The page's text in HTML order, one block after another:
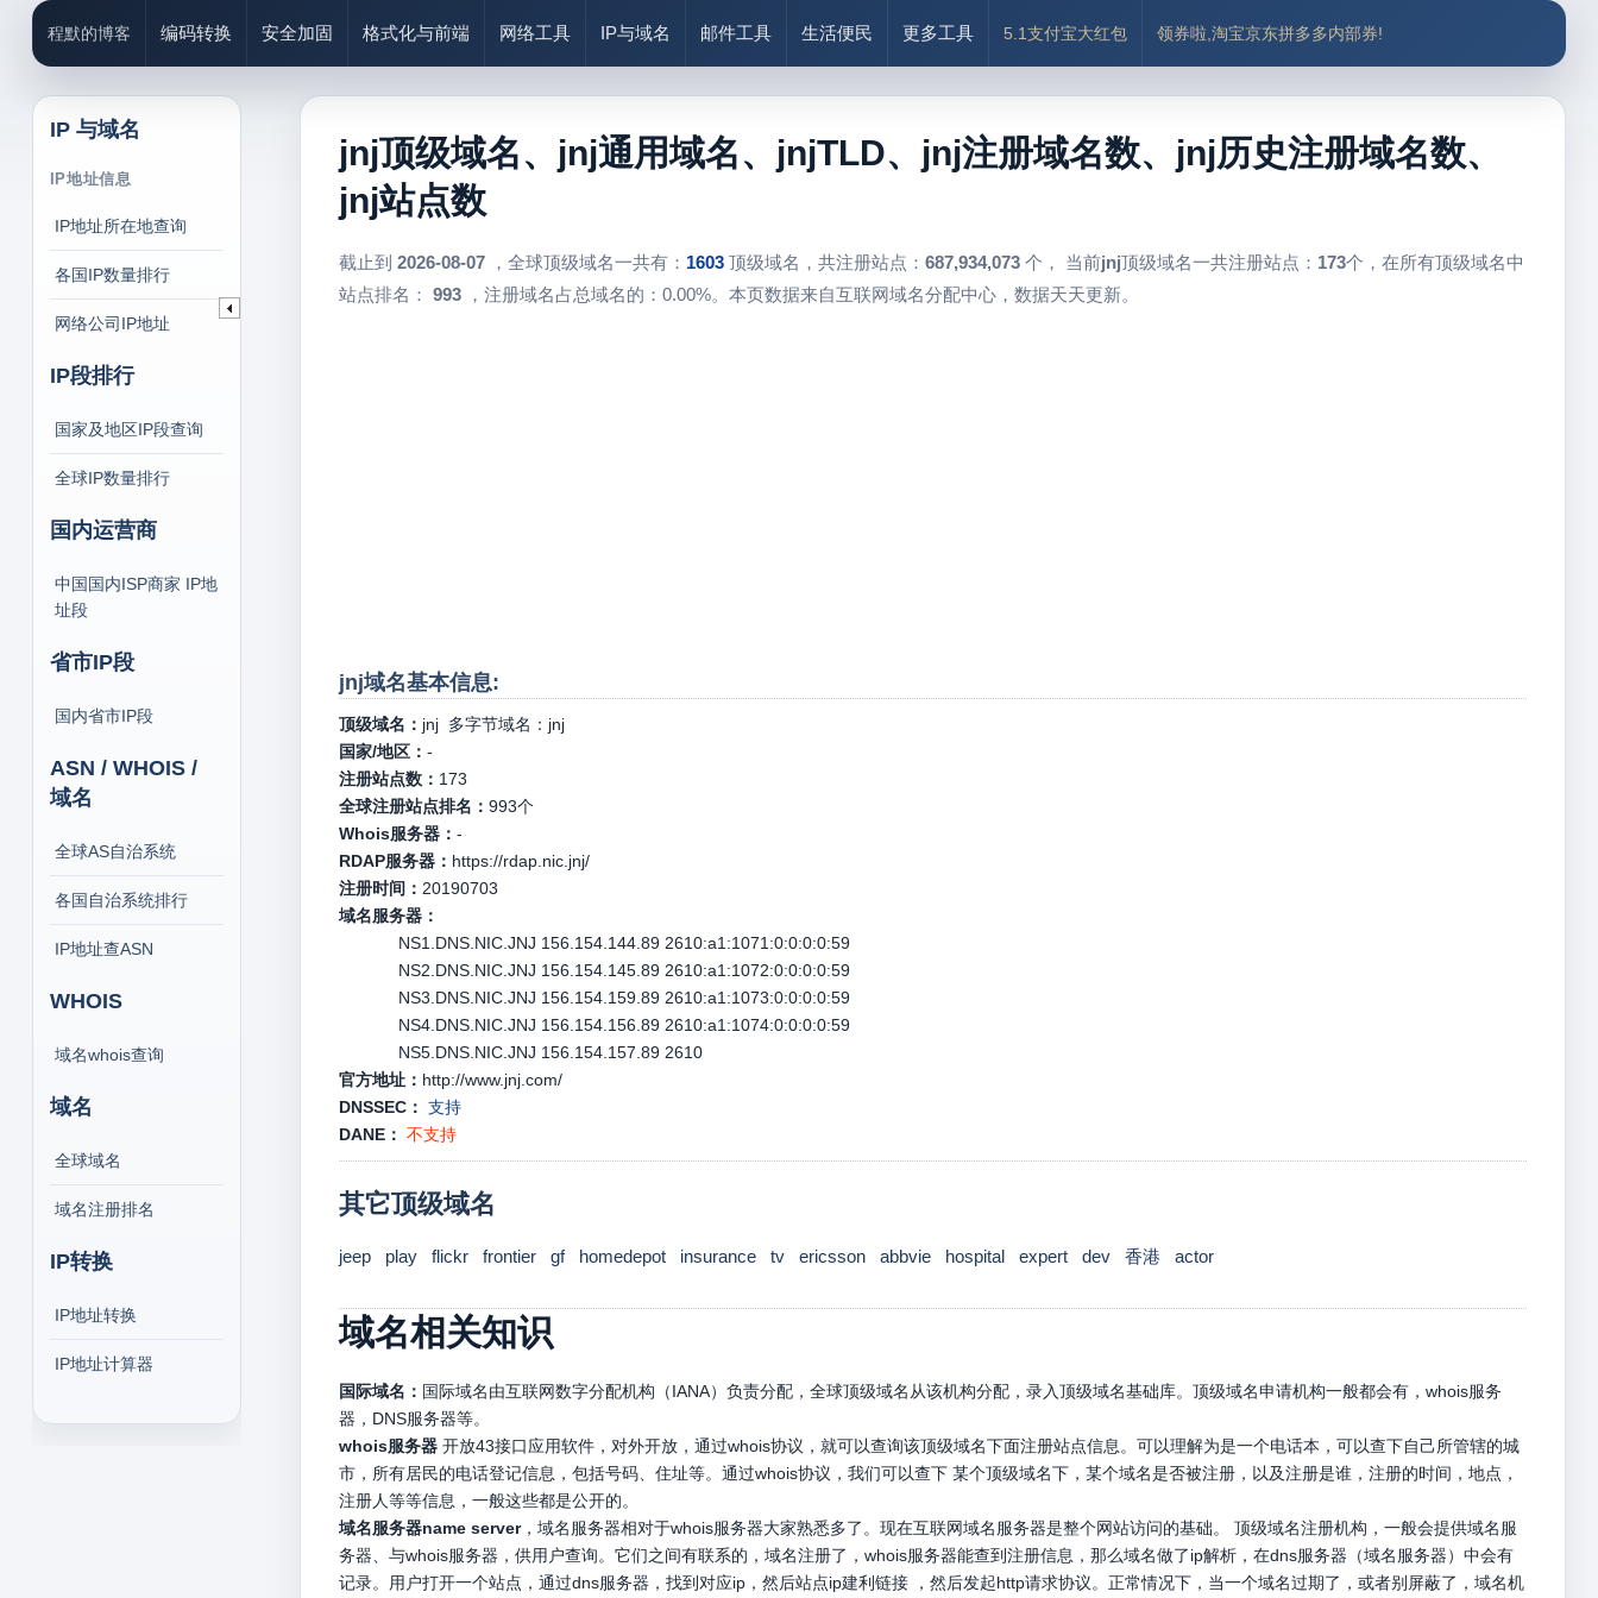
程默的博客 编码转换 安全加固 格式化与前端 网络工具 IP与域名 邮件工具 生活便民 更多工具 5.1支付宝大红包 领券啦,淘宝京东拼多多内部券!
IP 与域名
IP地址信息
IP地址所在地查询
各国IP数量排行
网络公司IP地址
IP段排行
国家及地区IP段查询
全球IP数量排行
国内运营商
中国国内ISP商家 IP地
址段
省市IP段
国内省市IP段
ASN / WHOIS /
域名
全球AS自治系统
各国自治系统排行
IP地址查ASN
WHOIS
域名whois查询
域名
全球域名
域名注册排名
IP转换
IP地址转换
IP地址计算器
jnj顶级域名、jnj通用域名、jnjTLD、jnj注册域名数、jnj历史注册域名数、
jnj站点数
截止到 2026-08-07，全球顶级域名一共有： 1603 顶级域名，共注册站点： 687,934,073 个， 当前jnj顶级域名一共注册站点： 173个，在所有顶级域名中
站点排名： 993，注册域名占总域名的：0.00%。本页数据来自互联网域名分配中心，数据天天更新。
jnj域名基本信息:
顶级域名： jnj多字节域名： jnj
国家/地区： -
注册站点数： 173
全球注册站点排名： 993个
Whois服务器： -
RDAP服务器： https://rdap.nic.jnj/
注册时间： 20190703
域名服务器：
NS1.DNS.NIC.JNJ 156.154.144.89 2610:a1:1071:0:0:0:0:59
NS2.DNS.NIC.JNJ 156.154.145.89 2610:a1:1072:0:0:0:0:59
NS3.DNS.NIC.JNJ 156.154.159.89 2610:a1:1073:0:0:0:0:59
NS4.DNS.NIC.JNJ 156.154.156.89 2610:a1:1074:0:0:0:0:59
NS5.DNS.NIC.JNJ 156.154.157.89 2610
官方地址： http://www.jnj.com/
DNSSEC： 支持
DANE： 不支持
其它顶级域名
jeep play flickr frontier gf homedepot insurance tv ericsson abbvie hospital expert dev 香港 actor
域名相关知识
国际域名： 国际域名由互联网数字分配机构（IANA）负责分配，全球顶级域名从该机构分配，录入顶级域名基础库。顶级域名申请机构一般都会有，whois服务
器，DNS服务器等。
whois服务器开放43接口应用软件，对外开放，通过whois协议，就可以查询该顶级域名下面注册站点信息。可以理解为是一个电话本，可以查下自己所管辖的城
市，所有居民的电话登记信息，包括号码、住址等。通过whois协议，我们可以查下 某个顶级域名下，某个域名是否被注册，以及注册是谁，注册的时间，地点，
注册人等等信息，一般这些都是公开的。
域名服务器name server，域名服务器相对于whois服务器大家熟悉多了。现在互联网域名服务器是整个网站访问的基础。 顶级域名注册机构，一般会提供域名服
务器、与whois服务器，供用户查询。它们之间有联系的，域名注册了，whois服务器能查到注册信息，那么域名做了ip解析，在dns服务器（域名服务器）中会有
记录。用户打开一个站点，通过dns服务器，找到对应ip，然后站点ip建利链接 ，然后发起http请求协议。正常情况下，当一个域名过期了，或者别屏蔽了，域名机